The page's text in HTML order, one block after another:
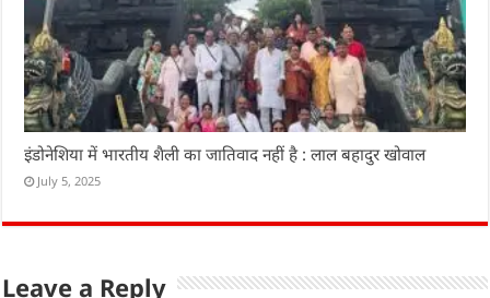
इंडोनेशिया में भारतीय शैली का जातिवाद नहीं है : लाल बहादुर खोवाल
July 5, 2025
Leave a Reply